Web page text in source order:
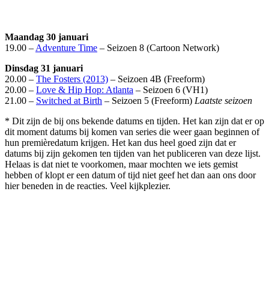
Maandag 30 januari
19.00 – Adventure Time – Seizoen 8 (Cartoon Network)
Dinsdag 31 januari
20.00 – The Fosters (2013) – Seizoen 4B (Freeform)
20.00 – Love & Hip Hop: Atlanta – Seizoen 6 (VH1)
21.00 – Switched at Birth – Seizoen 5 (Freeform) Laatste seizoen
* Dit zijn de bij ons bekende datums en tijden. Het kan zijn dat er op
dit moment datums bij komen van series die weer gaan beginnen of
hun premièredatum krijgen. Het kan dus heel goed zijn dat er
datums bij zijn gekomen ten tijden van het publiceren van deze lijst.
Helaas is dat niet te voorkomen, maar mochten we iets gemist
hebben of klopt er een datum of tijd niet geef het dan aan ons door
hier beneden in de reacties. Veel kijkplezier.